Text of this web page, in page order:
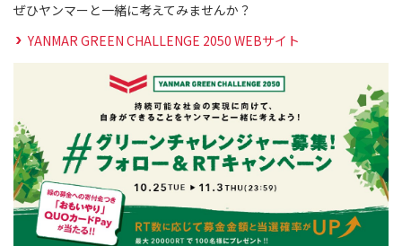
ぜひヤンマーと一緒に考えてみませんか？
YANMAR GREEN CHALLENGE 2050 WEBサイト